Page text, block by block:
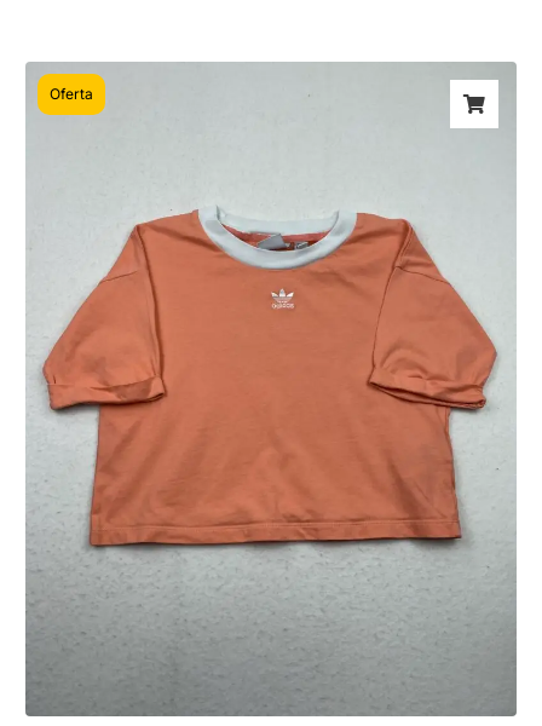
Oferta